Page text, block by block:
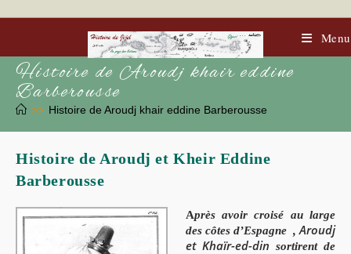
to
Menu
Histoire de Aroudj khair eddine
Barberousse
>> Histoire de Aroudj khair eddine Barberousse
Histoire de Aroudj et Kheir Eddine
Barberousse
Après avoir croisé au large
des côtes d’Espagne , Aroudj
et Khaïr-ed-din sortirent de